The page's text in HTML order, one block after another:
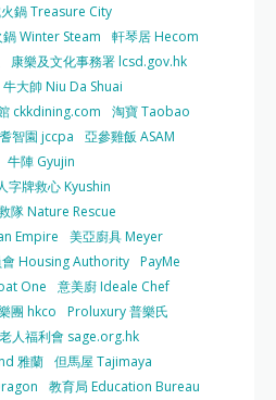
鍋 Treasure City
Winter Steam
軒琴居 Hecom
康樂及文化事務署 lcsd.gov.hk
牛大帥 Niu Da Shuai
ckkdining.com
淘寶 Taobao
智園 jccpa
亞參雞飯 ASAM
牛陣 Gyujin
字牌救心 Kyushin
隊 Nature Rescue
Empire
美亞廚具 Meyer
會 Housing Authority PayMe
One
意美廚 Ideale Chef
團 hkco
Proluxury 普樂氏
人福利會 sage.org.hk
雅蘭 但馬屋 Tajimaya
教育局 Education Bureau